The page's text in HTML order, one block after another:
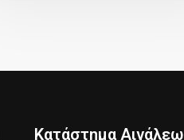
Κατάστημα Αιγάλεω